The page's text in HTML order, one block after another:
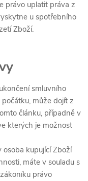
právo uplatit práva z
u spotřebního
Zboží.
smluvního
může dojít z
článku, případně v
kterých je možnost
kupující Zboží
máte v souladu s
právo